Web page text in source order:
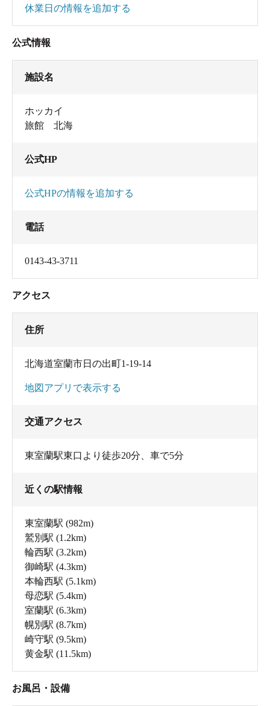
休業日の情報を追加する
公式情報
施設名
ホッカイ
旅館 北海
公式HP
公式HPの情報を追加する
電話
0143-43-3711
アクセス
住所
北海道室蘭市日の出町1-19-14
地図アプリで表示する
交通アクセス
東室蘭駅東口より徒歩20分、車で5分
近くの駅情報
東室蘭駅 (982m)
鷲別駅 (1.2km)
輪西駅 (3.2km)
御崎駅 (4.3km)
本輪西駅 (5.1km)
母恋駅 (5.4km)
室蘭駅 (6.3km)
幌別駅 (8.7km)
崎守駅 (9.5km)
黄金駅 (11.5km)
お風呂・設備